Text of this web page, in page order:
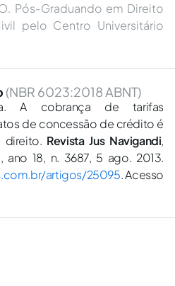
Pós-Graduando em Direito
pelo Centro Universitário
(NBR 6023:2018 ABNT)
A cobrança de tarifas
de concessão de crédito é
direito. Revista Jus Navigandi,
ano 18, n. 3687, 5 ago. 2013.
artigos/25095. Acesso